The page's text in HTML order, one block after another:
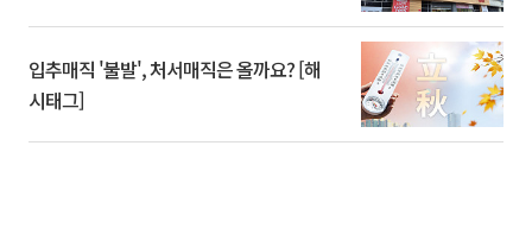
입추매직 '불발', 처서매직은 올까요? [해
시태그]